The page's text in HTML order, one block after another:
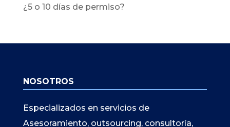
¿5 o 10 días de permiso?
NOSOTROS
Especializados en servicios de
Asesoramiento, outsourcing, consultoría,